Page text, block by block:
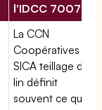
l'IDCC 7007
La CCN
Coopératives et
SICA teillage de
lin définit
souvent ce que